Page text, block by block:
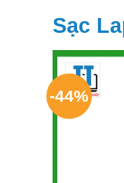
Sạc
-44%